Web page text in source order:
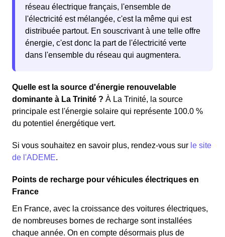
réseau électrique français, l'ensemble de
l'électricité est mélangée, c'est la même qui est
distribuée partout. En souscrivant à une telle offre
énergie, c'est donc la part de l'électricité verte
dans l'ensemble du réseau qui augmentera.
Quelle est la source d'énergie renouvelable
dominante à La Trinité ? À La Trinité, la source
principale est l'énergie solaire qui représente 100.0 %
du potentiel énergétique vert.
Si vous souhaitez en savoir plus, rendez-vous sur le site
de l'ADEME.
Points de recharge pour véhicules électriques en
France
En France, avec la croissance des voitures électriques,
de nombreuses bornes de recharge sont installées
chaque année. On en compte désormais plus de